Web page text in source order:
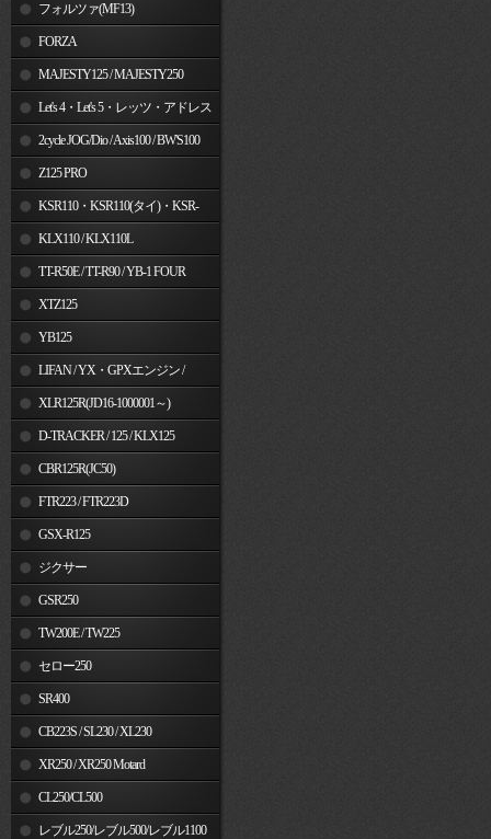
フォルツァ(MF13)
FORZA
MAJESTY125 / MAJESTY250
Let's 4・Let's 5・レッツ・アドレス
V50 2cycle JOG/Dio / Axis100 / BW'S100
Z125 PRO
KSR110・KSR110(タイ)・KSR-
I/II・KSR PRO
KLX110 / KLX110L
TT-R50E / TT-R90 / YB-1 FOUR
XTZ125
YB125
LIFAN / YX・GPXエンジン /
JinchengXLR125R(JD16-1000001～)
D-TRACKER / 125 / KLX125
CBR125R(JC50)
FTR223 / FTR223D
GSX-R125
ジクサー
GSR250
TW200E / TW225
セロー250
SR400
CB223S / SL230 / XL230
XR250 / XR250 Motard
CL250/CL500
レブル250/レブル500/レブル1100